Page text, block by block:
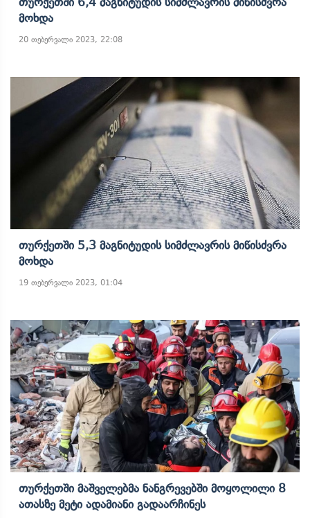
Მოხდა
20 თებერვალი 2023, 22:08
Თურქეთში 5,3 Მაგნიტუდის Სიმძლავრის Მიწისძვრა
Მოხდა
19 თებერვალი 2023, 01:04
Თურქეთში Მაშველებმა Ნანგრევებში Მოყოლილი 8
Ათასზე Მეტი Ადამიანი Გადაარჩინეს